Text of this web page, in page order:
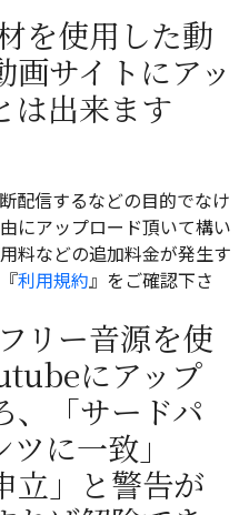
を使用した動
サイトにアッ
は出来ます
配信するなどの目的でなけ
にアップロード頂いて構い
料などの追加料金が発生す
利用規約』をご確認下さ
リー音源を使
にアップ
、「サードパ
に一致」
立」と警告が